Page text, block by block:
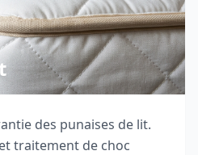
des punaises de lit.
traitement de choc